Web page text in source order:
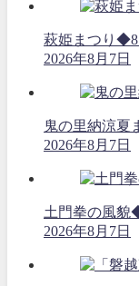
萩姫まつり◆8
2026年8月7日
鬼の里納涼夏
2026年8月7日
土門拳の風貌
2026年8月7日